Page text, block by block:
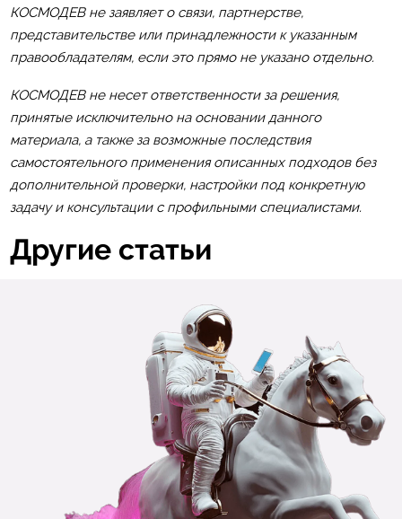
КОСМОДЕВ не заявляет о связи, партнерстве,
представительстве или принадлежности к указанным
правообладателям, если это прямо не указано отдельно.
КОСМОДЕВ не несет ответственности за решения,
принятые исключительно на основании данного
материала, а также за возможные последствия
самостоятельного применения описанных подходов без
дополнительной проверки, настройки под конкретную
задачу и консультации с профильными специалистами.
Другие статьи